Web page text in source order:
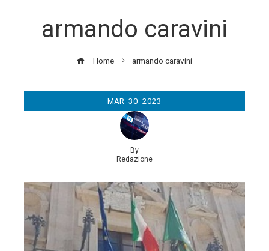
armando caravini
Home armando caravini
MAR 30 2023
By
Redazione